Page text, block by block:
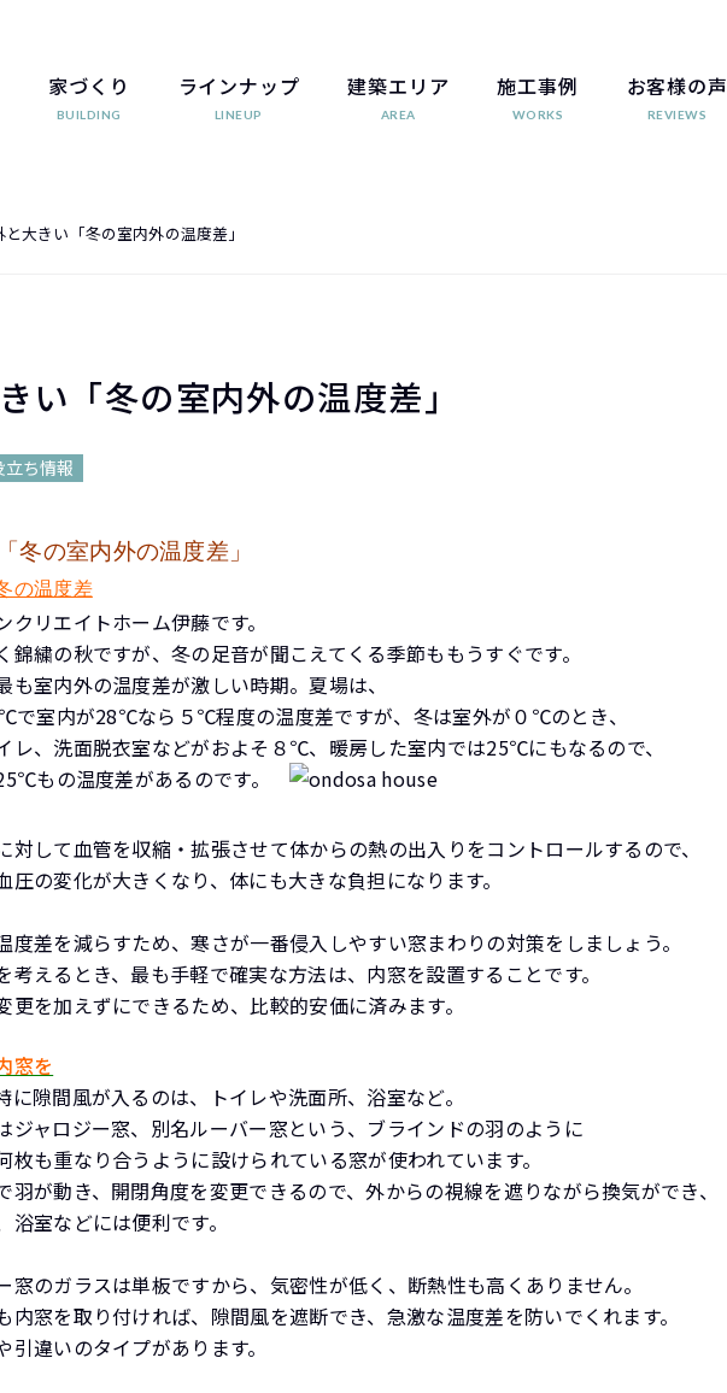
家づくり
BUILDING
ラインナップ
LINEUP
建築エリア
AREA
施工事例
WORKS
お客様の声
REVIEWS
と大きい「冬の室内外の温度差」
い「冬の室内外の温度差」
立ち情報
冬の室内外の温度差」
の温度差
クリエイトホーム伊藤です。
錦繍の秋ですが、冬の足音が聞こえてくる季節ももうすぐです。
も室内外の温度差が激しい時期。夏場は、
で室内が28℃なら５℃程度の温度差ですが、冬は室外が０℃のとき、
レ、洗面脱衣室などがおよそ８℃、暖房した室内では25℃にもなるので、
もの温度差があるのです。
対して血管を収縮・拡張させて体からの熱の出入りをコントロールするので、
圧の変化が大きくなり、体にも大きな負担になります。
度差を減らすため、寒さが一番侵入しやすい窓まわりの対策をしましょう。
考えるとき、最も手軽で確実な方法は、内窓を設置することです。
更を加えずにできるため、比較的安価に済みます。
窓を
に隙間風が入るのは、トイレや洗面所、浴室など。
ジャロジー窓、別名ルーバー窓という、ブラインドの羽のように
枚も重なり合うように設けられている窓が使われています。
羽が動き、開閉角度を変更できるので、外からの視線を遮りながら換気ができ、
浴室などには便利です。
窓のガラスは単板ですから、気密性が低く、断熱性も高くありません。
内窓を取り付ければ、隙間風を遮断でき、急激な温度差を防いでくれます。
引違いのタイプがあります。